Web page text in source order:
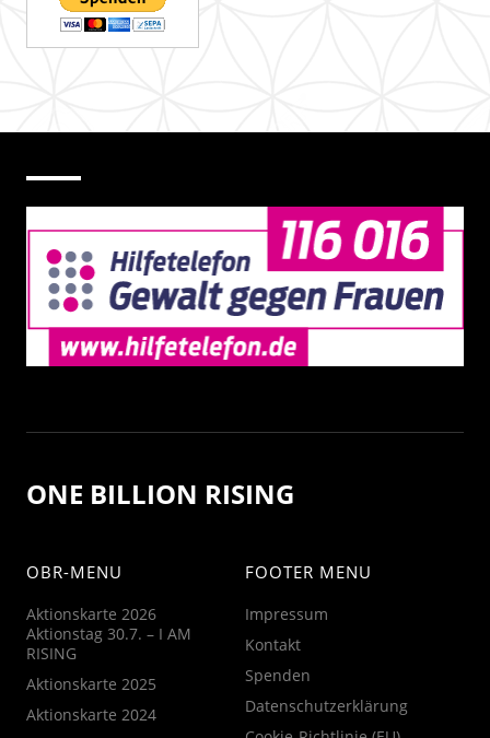
ONE BILLION RISING
OBR-MENU
Aktionskarte 2026
Aktionstag 30.7. – I AM
RISING
Aktionskarte 2025
Aktionskarte 2024
FOOTER MENU
Impressum
Kontakt
Spenden
Datenschutzerklärung